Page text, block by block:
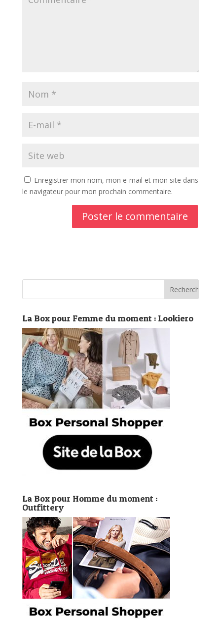
Enregistrer mon nom, mon e-mail et mon site dans
le navigateur pour mon prochain commentaire.
La Box pour Femme du moment : Lookiero
La Box pour Homme du moment :
Outfittery